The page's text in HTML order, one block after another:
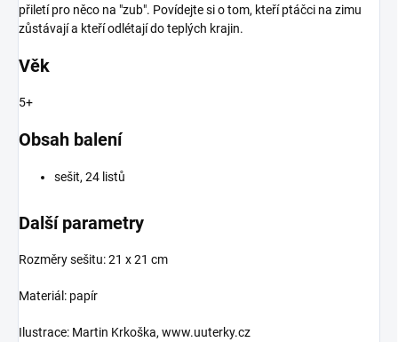
přiletí pro něco na "zub". Povídejte si o tom, kteří ptáčci na zimu
zůstávají a kteří odlétají do teplých krajin.
Věk
5+
Obsah balení
sešit, 24 listů
Další parametry
Rozměry sešitu: 21 x 21 cm
Materiál: papír
Ilustrace: Martin Krkoška, www.uuterky.cz